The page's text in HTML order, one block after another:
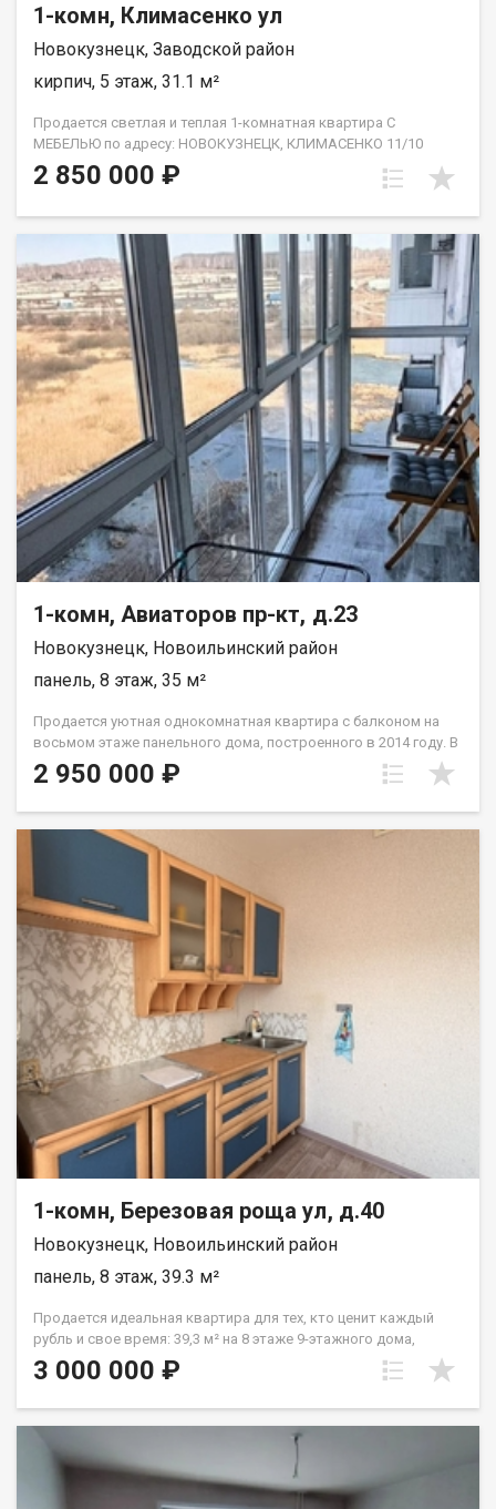
1-комн, Климасенко ул
Новокузнецк, Заводской район
кирпич, 5 этаж, 31.1 м²
Продается светлая и теплая 1-комнатная квартира С
МЕБЕЛЬЮ по адресу: НОВОКУЗНЕЦК, КЛИМАСЕНКО 11/10
Комфортный 5 этаж 9-этажного панельного дома. Квартира
просторная, полностью готова к проживанию — заезжай и
выходят во двор (тихо) • Обновленная сантехника •
Установлены счетчики воды • Надежная входная дверь Дом и
двор: • Чистый подъезд, регулярная уборка • Тихие соседи
Остается мебель и техника. Наталья Станиславовна
Нестерова
2 850 000 ₽
1-комн, Авиаторов пр-кт, д.23
Новокузнецк, Новоильинский район
панель, 8 этаж, 35 м²
Продается уютная однокомнатная квартира с балконом на
восьмом этаже панельного дома, построенного в 2014 году. В
квартире выполнен косметический ремонт, что позволяет
сразу въехать и жить. Из окон открывается приятный вид на
воздухом с балкона. На балконе панорамное остекление.
Жилая площадь составляет 18 квадратных метров, что
обеспечивает комфортное пространство для проживания. В
комнате установлены шкафы и диван, создавая атмосферу
уюта. Санузел раздельный. Во дворе предусмотрены детская
и спортивная площадки, а также открытая парковка, где
всегда найдется место для автомобиля. Дом оборудован
пассажирским и грузовым лифтами, что делает перемещение
по этажам легким и удобным. Назовите при звонке данный
номер объявления - 542437 Номер объекта: 542437. Наталья
2 950 000 ₽
1-комн, Березовая роща ул, д.40
Новокузнецк, Новоильинский район
панель, 8 этаж, 39.3 м²
Продается идеальная квартира для тех, кто ценит каждый
рубль и свое время: 39,3 м² на 8 этаже 9-этажного дома,
самому экономичному варианту для старта. Это не просто
жилье, а продуманное пространство с отдельной кухней в 7,8
заехать и сразу начать новую главу жизни. Если вы ищете
надежное вложение без лишних переплат или первое
собственное гнездо в городе, этот вариант максимально
закрывает ваши потребности. Расположение объекта делает
3 000 000 ₽